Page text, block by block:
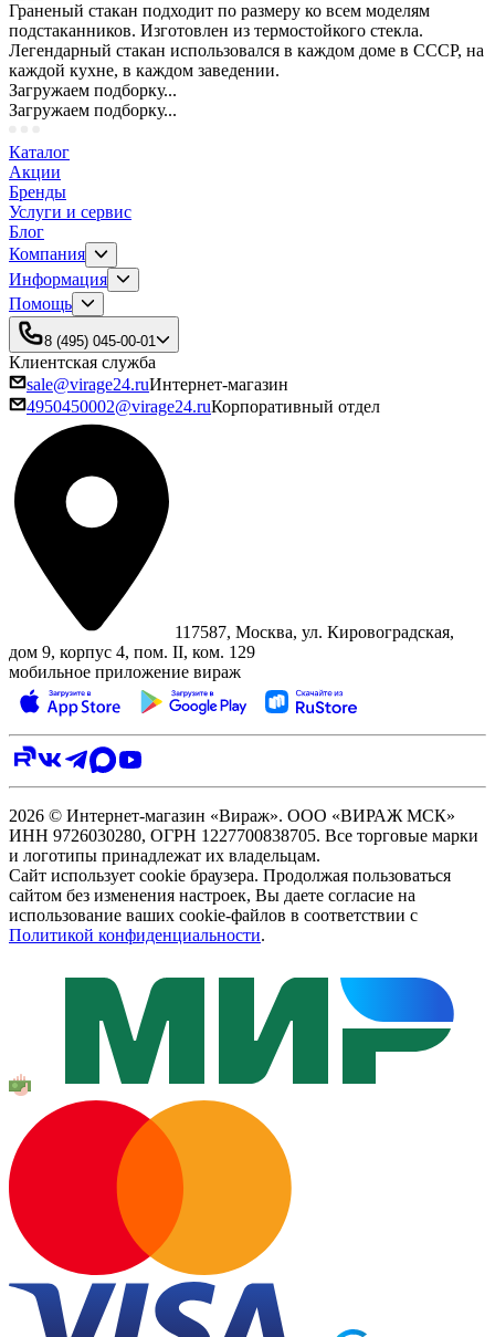
Граненый стакан подходит по размеру ко всем моделям
подстаканников. Изготовлен из термостойкого стекла.
Легендарный стакан использовался в каждом доме в СССР, на
каждой кухне, в каждом заведении.
Загружаем подборку...
Загружаем подборку...
Каталог
Акции
Бренды
Услуги и сервис
Блог
Компания
Информация
Помощь
8 (495) 045-00-01
Клиентская служба
sale@virage24.ruИнтернет-магазин
4950450002@virage24.ruКорпоративный отдел
117587, Москва, ул. Кировоградская,
дом 9, корпус 4, пом. II, ком. 129
мобильное приложение вираж
2026 © Интернет-магазин «Вираж». ООО «ВИРАЖ МСК»
ИНН 9726030280, ОГРН 1227700838705. Все торговые марки
и логотипы принадлежат их владельцам.
Сайт использует cookie браузера. Продолжая пользоваться
сайтом без изменения настроек, Вы даете согласие на
использование ваших cookie-файлов в соответствии с
Политикой конфиденциальности.